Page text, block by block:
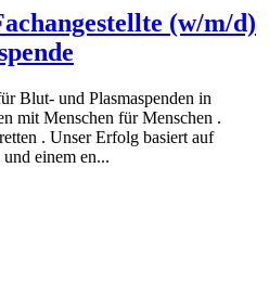
(w/m/d)
Blut- und Plasmaspenden in
mit Menschen für Menschen .
. Unser Erfolg basiert auf
einem en...